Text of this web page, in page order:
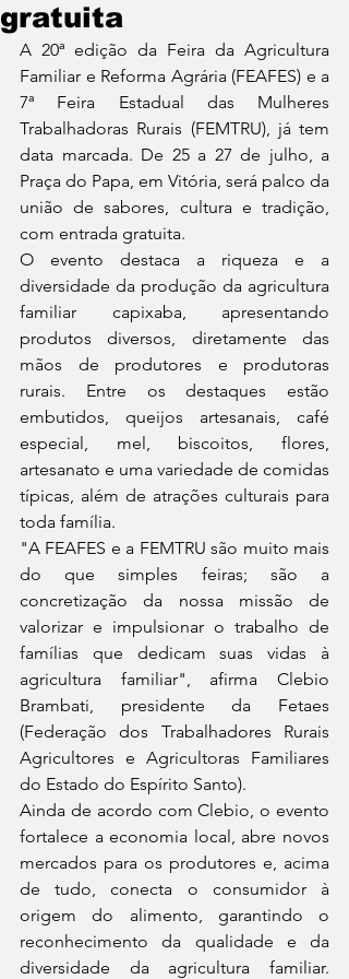
gratuita
A 20ª edição da Feira da Agricultura
Familiar e Reforma Agrária (FEAFES) e a
7ª Feira Estadual das Mulheres
Trabalhadoras Rurais (FEMTRU), já tem
data marcada. De 25 a 27 de julho, a
Praça do Papa, em Vitória, será palco da
união de sabores, cultura e tradição,
com entrada gratuita.
O evento destaca a riqueza e a
diversidade da produção da agricultura
familiar capixaba, apresentando
produtos diversos, diretamente das
mãos de produtores e produtoras
rurais. Entre os destaques estão
embutidos, queijos artesanais, café
especial, mel, biscoitos, flores,
artesanato e uma variedade de comidas
típicas, além de atrações culturais para
toda família.
"A FEAFES e a FEMTRU são muito mais
do que simples feiras; são a
concretização da nossa missão de
valorizar e impulsionar o trabalho de
famílias que dedicam suas vidas à
agricultura familiar", afirma Clebio
Brambati, presidente da Fetaes
(Federação dos Trabalhadores Rurais
Agricultores e Agricultoras Familiares
do Estado do Espírito Santo).
Ainda de acordo com Clebio, o evento
fortalece a economia local, abre novos
mercados para os produtores e, acima
de tudo, conecta o consumidor à
origem do alimento, garantindo o
reconhecimento da qualidade e da
diversidade da agricultura familiar.